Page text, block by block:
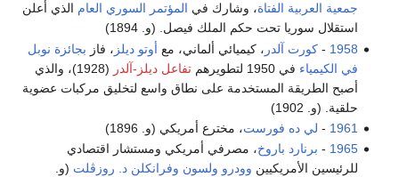
جمعية العربية الفتاة، وشارك في المؤتمر السوري العام الذي أعلن
استقلال سوريا تحت حكم الملك فيصل. (و. 1894)
1958
-كورت آلدر ، كيميائي ألماني، مع أوتو ديلز ، فاز بجائزة نوبل
في الكيمياء في 1950 لتطويرهم تفاعل ديلز-آلدر
(1928)، والذي
أصبح الطريقة المستخدمة على نطاق واسع لتخليق مركبات عضوية
حلقية. (و. 1902)
1961
- لي ده فورست، مخترع أمريكي (و. 1896)
1965
- برنارد باروخ، مصرفي أمريكي ومستشار اقتصادي
للرئيسين الأمريكيين وودرو ولسون وفرانكلن د. روزڤلت (و.